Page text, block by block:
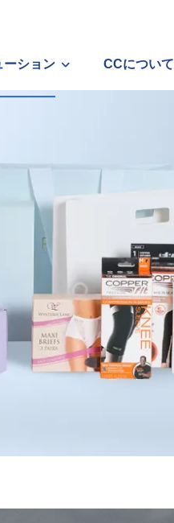
ーション CCについて